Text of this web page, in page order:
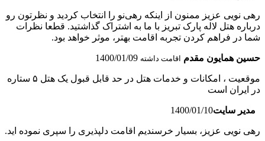
رهی نویی عزیز ممنون از اینکه رهی‌نو را انتخاب کردید و نظرتون رو
درباره هتل لاله پارک تبریز با ما به اشتراک گذاشتید. قطعا نظرات
شما در فراهم کردن تجربه اقامت بهتر، موثر خواهد بود.
حسین همایون مقدم اقامت داشته 1400/01/09
موقعیت ، امکانات و خدمات هتل در حد قابل قبول یک هتل ۵ ستاره
در ایران است
مدیر سایت1400/01/10
رهی نویی عزیز، بسیار خرسندیم اقامت دلپذیری را سپری نموده اید.